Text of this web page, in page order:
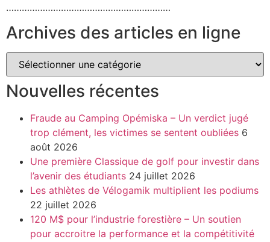
………………………………………………………
Archives des articles en ligne
Nouvelles récentes
Fraude au Camping Opémiska – Un verdict jugé
trop clément, les victimes se sentent oubliées 6
août 2026
Une première Classique de golf pour investir dans
l’avenir des étudiants 24 juillet 2026
Les athlètes de Vélogamik multiplient les podiums
22 juillet 2026
120 M$ pour l’industrie forestière – Un soutien
pour accroitre la performance et la compétitivité